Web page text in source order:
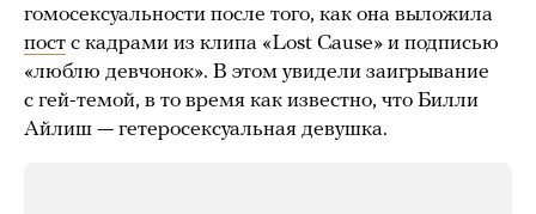
гомосексуальности после того, как она выложила
пост с кадрами из клипа «Lost Cause» и подписью
«люблю девчонок». В этом увидели заигрывание
с гей-темой, в то время как известно, что Билли
Айлиш — гетеросексуальная девушка.